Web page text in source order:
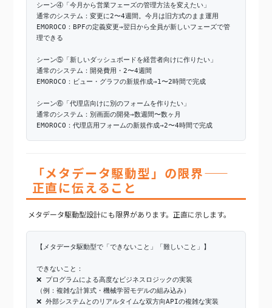
シーン④「今月から営業フェーズの管理方法を変えたい」
通常のシステム：変更に2〜4週間。今月は旧方式のまま運用
EMOROCO：BPFの定義変更→翌日から全員が新しいフェーズで管
理できる
シーン⑤「新しいダッシュボードを経営者向けに作りたい」
通常のシステム：開発費用・2〜4週間
EMOROCO：ビュー・グラフの新規作成→1〜2時間で完成
シーン⑥「代理店向けに別のフォームを作りたい」
通常のシステム：別画面の開発→数週間〜数ヶ月
EMOROCO：代理店用フォームの新規作成→2〜4時間で完成
「メタデータ駆動型」の限界——
正直に伝えること
メタデータ駆動型設計にも限界があります。正直に示します。
【メタデータ駆動型で「できないこと」「難しいこと」】
できないこと：
❌ プログラムによる高度なビジネスロジックの実装
（例：複雑な計算式・機械学習モデルの組み込み）
❌ 外部システムとのリアルタイムな双方向APIの複雑な実装